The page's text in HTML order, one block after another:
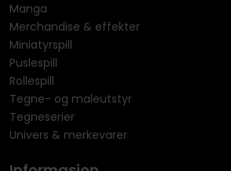
Manga
Merchandise & effekter
Miniatyrspill
Puslespill
Rollespill
Tegne- og maleutstyr
Tegneserier
Univers & merkevarer